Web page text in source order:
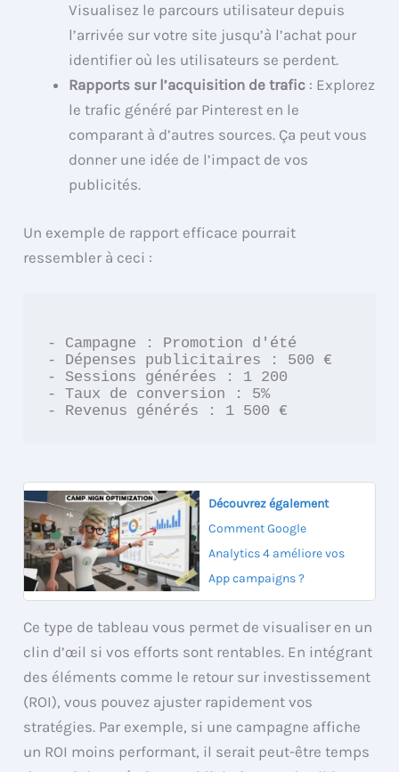
Visualisez le parcours utilisateur depuis
l’arrivée sur votre site jusqu’à l’achat pour
identifier où les utilisateurs se perdent.
Rapports sur l’acquisition de trafic : Explorez
le trafic généré par Pinterest en le
comparant à d’autres sources. Ça peut vous
donner une idée de l’impact de vos
publicités.
Un exemple de rapport efficace pourrait
ressembler à ceci :
- Campagne : Promotion d'été
- Dépenses publicitaires : 500 €
- Sessions générées : 1 200
- Taux de conversion : 5%
Découvrez également
Comment Google
Analytics 4 améliore vos
App campaigns ?
Ce type de tableau vous permet de visualiser en un
clin d’œil si vos efforts sont rentables. En intégrant
des éléments comme le retour sur investissement
(ROI), vous pouvez ajuster rapidement vos
stratégies. Par exemple, si une campagne affiche
un ROI moins performant, il serait peut-être temps